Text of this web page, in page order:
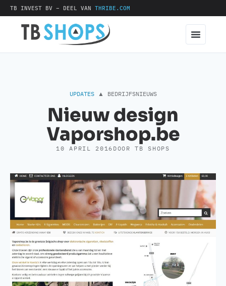
TB INVEST BV – DEEL VAN THRIBE.COM
UPDATES ▲ BEDRIJFSNIEUWS
Nieuw design
Vaporshop.be
10 APRIL 2016 DOOR TB SHOPS